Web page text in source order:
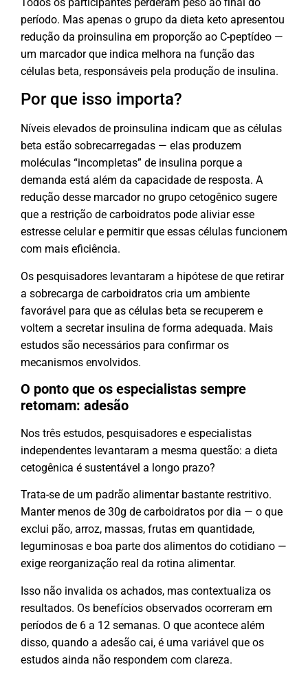
período. Mas apenas o grupo da dieta keto apresentou
redução da proinsulina em proporção ao C-peptídeo —
um marcador que indica melhora na função das
células beta, responsáveis pela produção de insulina.
Por que isso importa?
Níveis elevados de proinsulina indicam que as células
beta estão sobrecarregadas — elas produzem
moléculas “incompletas” de insulina porque a
demanda está além da capacidade de resposta. A
redução desse marcador no grupo cetogênico sugere
que a restrição de carboidratos pode aliviar esse
estresse celular e permitir que essas células funcionem
com mais eficiência.
Os pesquisadores levantaram a hipótese de que retirar
a sobrecarga de carboidratos cria um ambiente
favorável para que as células beta se recuperem e
voltem a secretar insulina de forma adequada. Mais
estudos são necessários para confirmar os
mecanismos envolvidos.
O ponto que os especialistas sempre
retomam: adesão
Nos três estudos, pesquisadores e especialistas
independentes levantaram a mesma questão: a dieta
cetogênica é sustentável a longo prazo?
Trata-se de um padrão alimentar bastante restritivo.
Manter menos de 30g de carboidratos por dia — o que
exclui pão, arroz, massas, frutas em quantidade,
leguminosas e boa parte dos alimentos do cotidiano —
exige reorganização real da rotina alimentar.
Isso não invalida os achados, mas contextualiza os
resultados. Os benefícios observados ocorreram em
períodos de 6 a 12 semanas. O que acontece além
disso, quando a adesão cai, é uma variável que os
estudos ainda não respondem com clareza.